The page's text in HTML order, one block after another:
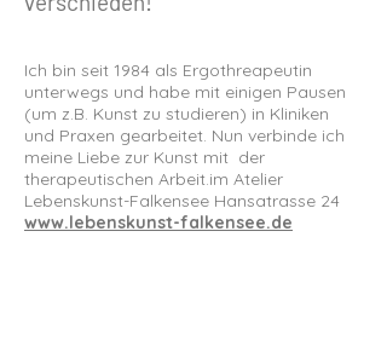
Ich bin seit 1984 als Ergothreapeutin
unterwegs und habe mit einigen Pausen
(um z.B. Kunst zu studieren) in Kliniken
und Praxen gearbeitet. Nun verbinde ich
meine Liebe zur Kunst mit der
therapeutischen Arbeit.im Atelier
Lebenskunst-Falkensee Hansatrasse 24
www.lebenskunst-falkensee.de